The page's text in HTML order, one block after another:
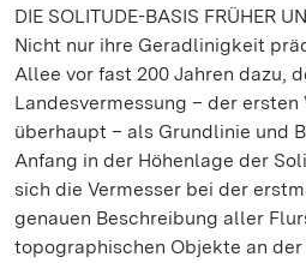
DIE SOLITUDE-BASIS FRÜHER
Nicht nur ihre Geradlinigkeit
Allee vor fast 200 Jahren dazu,
Landesvermessung – der ersten
überhaupt – als Grundlinie und
Anfang in der Höhenlage der
sich die Vermesser bei der
genauen Beschreibung aller
topographischen Objekte an der